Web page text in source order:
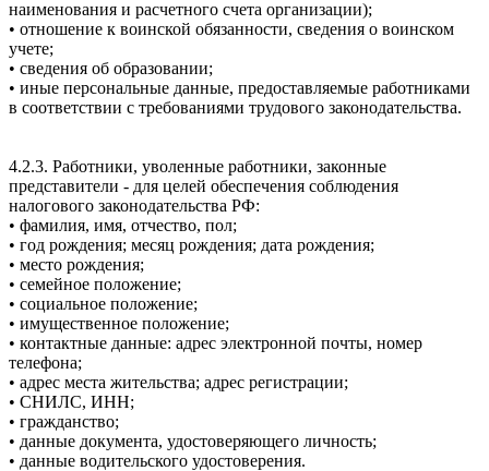
наименования и расчетного счета организации);
• отношение к воинской обязанности, сведения о воинском
учете;
• сведения об образовании;
• иные персональные данные, предоставляемые работниками
в соответствии с требованиями трудового законодательства.
4.2.3. Работники, уволенные работники, законные
представители - для целей обеспечения соблюдения
налогового законодательства РФ:
• фамилия, имя, отчество, пол;
• год рождения; месяц рождения; дата рождения;
• место рождения;
• семейное положение;
• социальное положение;
• имущественное положение;
• контактные данные: адрес электронной почты, номер
телефона;
• адрес места жительства; адрес регистрации;
• СНИЛС, ИНН;
• гражданство;
• данные документа, удостоверяющего личность;
• данные водительского удостоверения.